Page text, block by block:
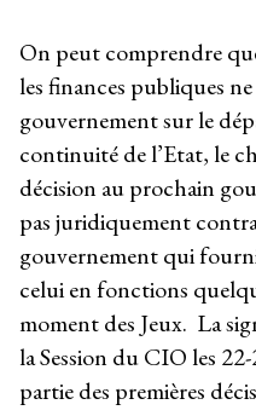
On peut comprendre
les finances publiques
gouvernement sur le
continuité de l’Etat, le
décision au prochain
pas juridiquement
gouvernement qui
celui en fonctions
moment des Jeux. La
la Session du CIO les
partie des premières